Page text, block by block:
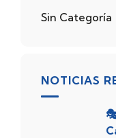
Sin Categoría
NOTICIAS